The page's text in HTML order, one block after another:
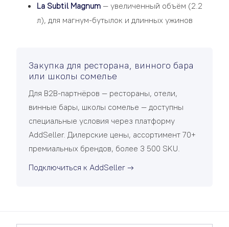
La Subtil Magnum — увеличенный объём (2.2
л), для магнум-бутылок и длинных ужинов
Закупка для ресторана, винного бара
или школы сомелье
Для B2B-партнёров — рестораны, отели,
винные бары, школы сомелье — доступны
специальные условия через платформу
AddSeller. Дилерские цены, ассортимент 70+
премиальных брендов, более 3 500 SKU.
Подключиться к AddSeller →